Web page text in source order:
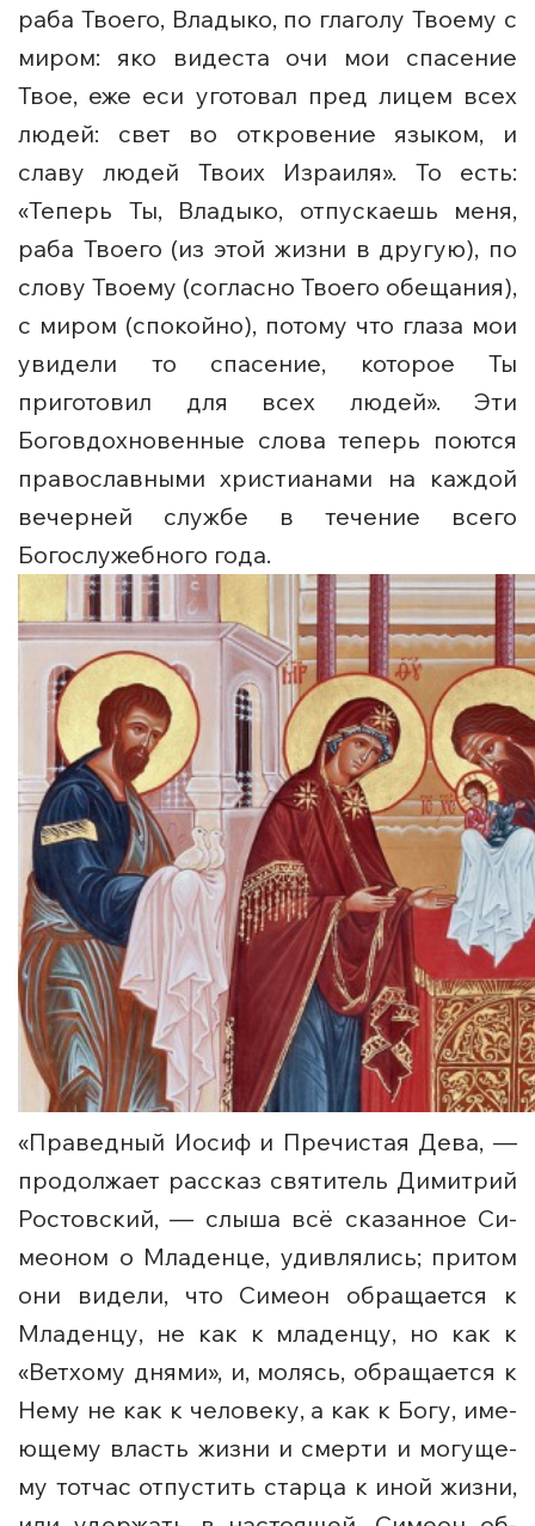
раба Твоего, Владыко, по глаголу Твоему с
миром: яко видеста очи мои спасение
Твое, еже еси уготовал пред лицем всех
людей: свет во откровение языком, и
славу людей Твоих Израиля». То есть:
«Теперь Ты, Владыко, отпускаешь меня,
раба Твоего (из этой жизни в другую), по
слову Твоему (согласно Твоего обещания),
с миром (спокойно), потому что глаза мои
увидели то спасение, которое Ты
приготовил для всех людей». Эти
Боговдохновенные слова теперь поются
православными христианами на каждой
вечерней службе в течение всего
Богослужебного года.
«Праведный Иосиф и Пре­чи­стая Де­ва, —
продолжает рассказ святитель Димитрий
Ростовский, — слы­ша всё ска­зан­ное Си­
мео­ном о Мла­ден­це, удивля­лись; при­том
они ви­де­ли, что Си­ме­он обращается к
Мла­ден­цу, не как к мла­ден­цу, но как к
«Вет­хо­му дня­ми», и, мо­лясь, об­ра­ща­ет­ся к
Нему не как к че­ло­ве­ку, а как к Бо­гу, име­
ю­ще­му власть жиз­ни и смер­ти и мо­гу­ще­
му тот­час от­пу­стить стар­ца к иной жиз­ни,